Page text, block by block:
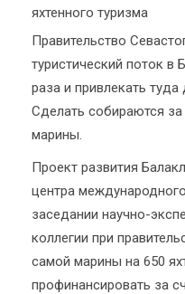
Правительство
туристический поток в
раза и привлекать
Сделать собираются за
марины.
Проект развития
центра
заседании научно-
коллегии при
самой марины на 650
профинансировать за